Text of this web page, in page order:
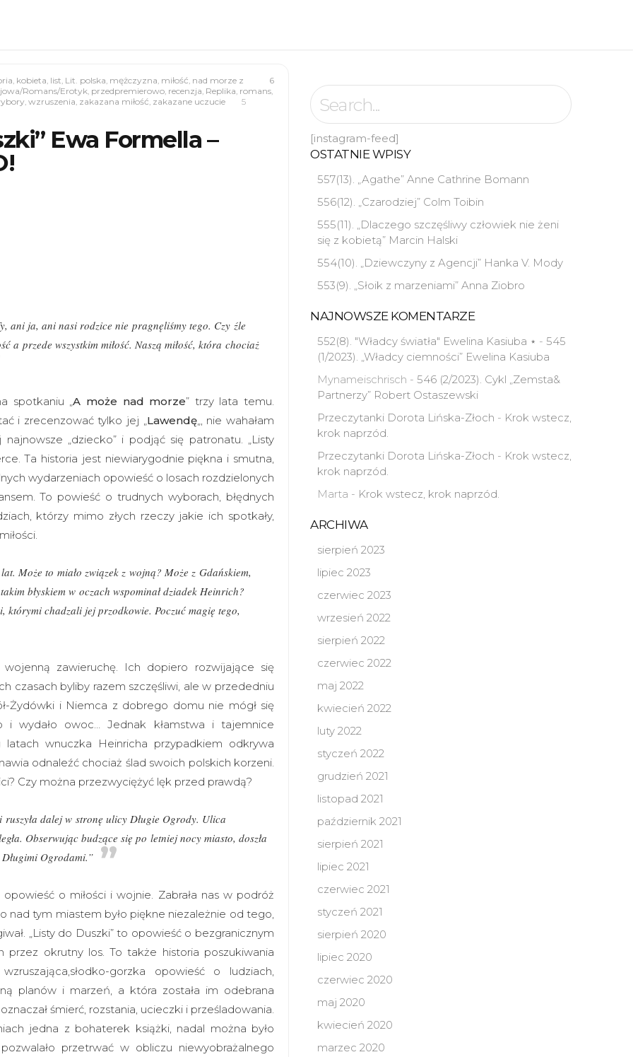
6
, kobieta, list, Lit. polska, mężczyzna, miłość, nad morze z
Romans/Erotyk, przedpremierowo, recenzja, Replika, romans,
, wzruszenia, zakazana miłość, zakazane uczucie
5
Ewa Formella –
ani ja, ani nasi rodzice nie pragnęliśmy tego. Czy źle
a przede wszystkim miłość. Naszą miłość, która chociaż
spotkaniu „A może nad morze” trzy lata temu.
i zrecenzować tylko jej „Lawendę„, nie wahałam
„dziecko” i podjąć się patronatu. „Listy
Ta historia jest niewiarygodnie piękna i smutna,
wydarzeniach opowieść o losach rozdzielonych
To powieść o trudnych wyborach, błędnych
którzy mimo złych rzeczy jakie ich spotkały,
Może to miało związek z wojną? Może z Gdańskiem,
błyskiem w oczach wspominał dziadek Heinrich?
chadzali jej przodkowie. Poczuć magię tego,
zawieruchę. Ich dopiero rozwijające się
czasach byliby razem szczęśliwi, ale w przededniu
Żydówki i Niemca z dobrego domu nie mógł się
i wydało owoc… Jednak kłamstwa i tajemnice
latach wnuczka Heinricha przypadkiem odkrywa
odnaleźć chociaż ślad swoich polskich korzeni.
Czy można przezwyciężyć lęk przed prawdą?
dalej w stronę ulicy Długie Ogrody. Ulica
Obserwując budzące się po letniej nocy miasto, doszła
Ogrodami.”
o miłości i wojnie. Zabrała nas w podróż
nad tym miastem było piękne niezależnie od tego,
„Listy do Duszki” to opowieść o bezgranicznym
okrutny los. To także historia poszukiwania
gorzka opowieść o ludziach,
planów i marzeń, a która została im odebrana
śmierć, rozstania, ucieczki i prześladowania.
jedna z bohaterek książki, nadal można było
przetrwać w obliczu niewyobrażalnego
[instagram-feed]
OSTATNIE WPISY
557(13). „Agathe” Anne Cathrine Bomann
556(12). „Czarodziej” Colm Toibin
555(11). „Dlaczego szczęśliwy człowiek nie żeni
się z kobietą” Marcin Halski
554(10). „Dziewczyny z Agencji” Hanka V. Mody
553(9). „Słoik z marzeniami” Anna Ziobro
NAJNOWSZE KOMENTARZE
552(8). "Władcy światła" Ewelina Kasiuba ⋆ - 545
(1/2023). „Władcy ciemności” Ewelina Kasiuba
Mynameischrisch - 546 (2/2023). Cykl „Zemsta&
Partnerzy” Robert Ostaszewski
Przeczytanki Dorota Lińska-Złoch - Krok wstecz,
krok naprzód.
Przeczytanki Dorota Lińska-Złoch - Krok wstecz,
krok naprzód.
Marta - Krok wstecz, krok naprzód.
ARCHIWA
sierpień 2023
lipiec 2023
czerwiec 2023
wrzesień 2022
sierpień 2022
czerwiec 2022
maj 2022
kwiecień 2022
luty 2022
styczeń 2022
grudzień 2021
listopad 2021
październik 2021
sierpień 2021
lipiec 2021
czerwiec 2021
styczeń 2021
sierpień 2020
lipiec 2020
czerwiec 2020
maj 2020
kwiecień 2020
marzec 2020